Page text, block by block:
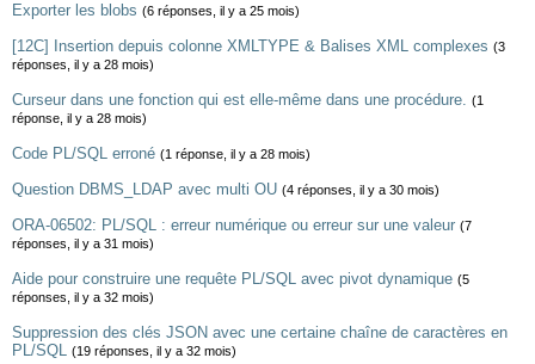
Exporter les blobs (6 réponses, il y a 25 mois)
[12C] Insertion depuis colonne XMLTYPE & Balises XML complexes (3
réponses, il y a 28 mois)
Curseur dans une fonction qui est elle-même dans une procédure. (1
réponse, il y a 28 mois)
Code PL/SQL erroné (1 réponse, il y a 28 mois)
Question DBMS_LDAP avec multi OU (4 réponses, il y a 30 mois)
ORA-06502: PL/SQL : erreur numérique ou erreur sur une valeur (7
réponses, il y a 31 mois)
Aide pour construire une requête PL/SQL avec pivot dynamique (5
réponses, il y a 32 mois)
Suppression des clés JSON avec une certaine chaîne de caractères en
PL/SQL (19 réponses, il y a 32 mois)